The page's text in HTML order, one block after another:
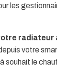
les
radiateur
votre
souhait le